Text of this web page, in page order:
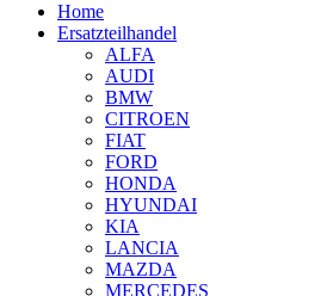
Home
Ersatzteilhandel
ALFA
AUDI
BMW
CITROEN
FIAT
FORD
HONDA
HYUNDAI
KIA
LANCIA
MAZDA
MERCEDES